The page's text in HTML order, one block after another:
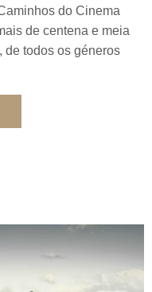
do Cinema
de centena e meia
de todos os géneros